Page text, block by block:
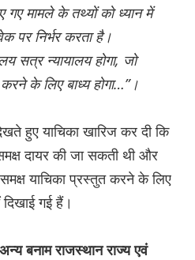
गए मामले के तथ्यों को ध्यान में
पर निर्भर करता है।
सत्र न्यायालय होगा, जो
करने के लिए बाध्य होगा…”।
हुए याचिका खारिज कर दी कि
दायर की जा सकती थी और
समक्ष याचिका प्रस्तुत करने के लिए
दिखाई गई हैं।
बनाम राजस्थान राज्य एवं